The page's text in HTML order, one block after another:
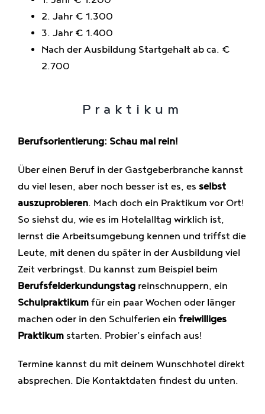
2. Jahr € 1.300
3. Jahr € 1.400
Nach der Ausbildung Startgehalt ab ca. €
2.700
Praktikum
Berufsorientierung: Schau mal rein!
Über einen Beruf in der Gastgeberbranche kannst
du viel lesen, aber noch besser ist es, es selbst
auszuprobieren. Mach doch ein Praktikum vor Ort!
So siehst du, wie es im Hotelalltag wirklich ist,
lernst die Arbeitsumgebung kennen und triffst die
Leute, mit denen du später in der Ausbildung viel
Zeit verbringst. Du kannst zum Beispiel beim
Berufsfelderkundungstagreinschnuppern, ein
Schulpraktikumfür ein paar Wochen oder länger
machen oder in den Schulferien ein freiwilliges
Praktikumstarten. Probier’s einfach aus!
Termine kannst du mit deinem Wunschhotel direkt
absprechen. Die Kontaktdaten findest du unten.